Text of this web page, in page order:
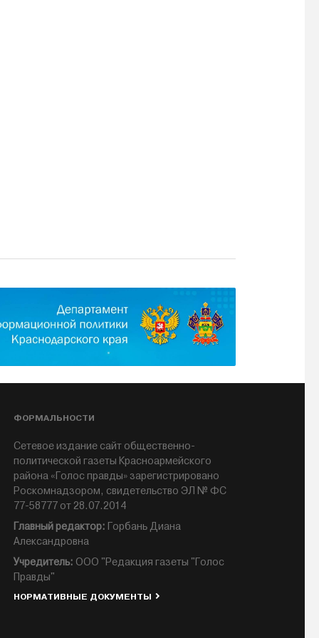
ФОРМАЛЬНОСТИ
Сетевое издание сайт общественно-
политической газеты Красноармейского
района «Голос правды» зарегистрировано
Роскомнадзором, свидетельство ЭЛ № ФС
77-58777 от 28.07.2014
Главный редактор: Горбань Диана
Александровна
Учредитель: ООО "Редакция газеты "Голос
Правды"
НОРМАТИВНЫЕ ДОКУМЕНТЫ